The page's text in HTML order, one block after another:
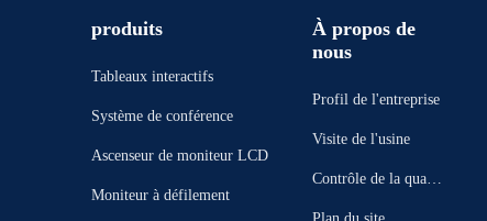
produits
Tableaux interactifs
Système de conférence
Ascenseur de moniteur LCD
Moniteur à défilement
À propos de
nous
Profil de l'entreprise
Visite de l'usine
Contrôle de la qualit